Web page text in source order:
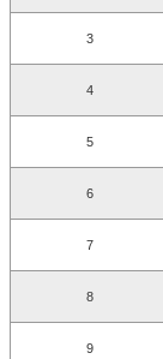
3
4
5
6
7
8
9